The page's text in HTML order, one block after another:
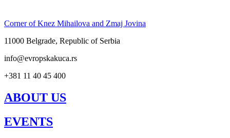
Corner of Knez Mihailova and Zmaj Jovina
11000 Belgrade, Republic of Serbia
info@evropskakuca.rs
+381 11 40 45 400
ABOUT US
EVENTS